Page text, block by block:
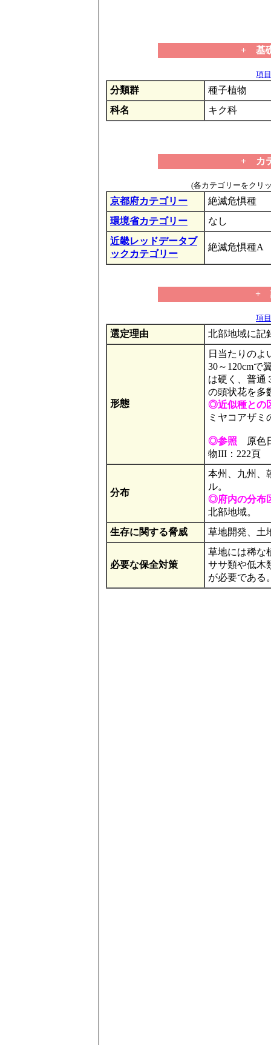
+ 基
項
分類群
種子植物
科名
キク科
+ カ
(各カテゴリーをクリ
京都府カテゴリー
絶滅危惧種
環境省カテゴリー
なし
近畿レッドデータブ
ックカテゴリー
絶滅危惧種A
+
項
選定理由 北部地域に記
形態
日当たりのよ
30～120cmで
は硬く、普通
の頭状花を多
◎近似種との
ミヤコアザミ
◎参照 原色
物III：222頁
分布
本州、九州、
ル。
◎府内の分布
北部地域。
生存に関する脅威
草地開発、土
必要な保全対策
草地には稀な
ササ類や低木
が必要である